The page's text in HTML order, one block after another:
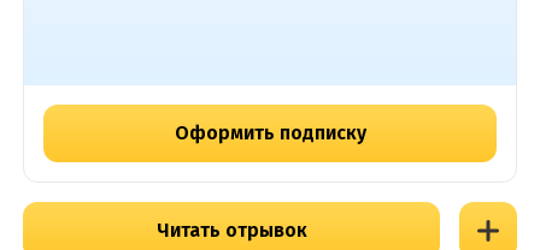
Оформить подписку
Читать отрывок